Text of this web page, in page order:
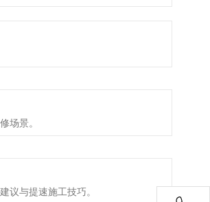
场景。
议与提速施工技巧。